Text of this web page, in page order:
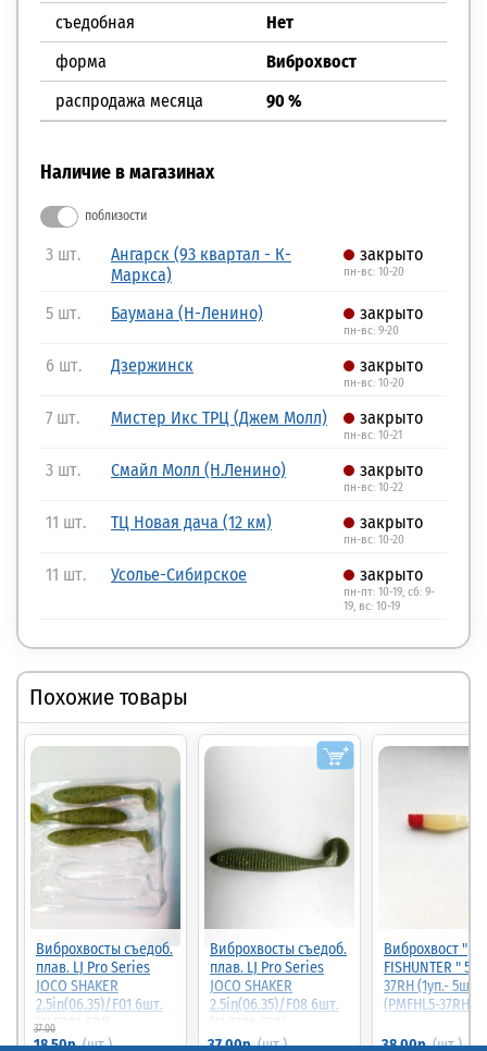
съедобная
Нет
форма
Виброхвост
распродажа месяца
90 %
Наличие в магазинах
поблизости
3 шт.
Ангарск (93 квартал - К-
Маркса)
закрыто
пн-вс: 10-20
5 шт. Баумана (Н-Ленино) закрыто
пн-вс: 9-20
6 шт. Дзержинск закрыто
пн-вс: 10-20
7 шт. Мистер Икс ТРЦ (Джем Молл) закрыто
пн-вс: 10-21
3 шт. Смайл Молл (Н.Ленино) закрыто
пн-вс: 10-22
11 шт. ТЦ Новая дача (12 км) закрыто
пн-вс: 10-20
11 шт. Усолье-Сибирское закрыто
пн-пт: 10-19, сб: 9-
19, вс: 10-19
Похожие товары
Виброхвосты съедоб.
плав. LJ Pro Series
JOCO SHAKER
2.5in(06.35)/F01 6шт.
(140301-F01)
37.00
18.50р.(шт.)
Виброхвосты съедоб.
плав. LJ Pro Series
JOCO SHAKER
2.5in(06.35)/F08 6шт.
(140301-F08)
37.00р.(шт.)
Виброхвост "
FISHUNTER "
37RH (1уп.- 5шт.)
(PMFHL5-37RH)
38.00р.(шт.)